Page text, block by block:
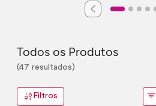
Todos os Produtos
(47 resultados)
Filtros